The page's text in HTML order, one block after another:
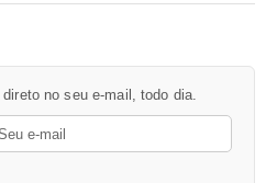
direto no seu e-mail, todo dia.